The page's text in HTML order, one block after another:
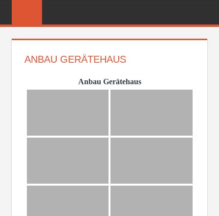
FEUERWEHR
ANBAU GERÄTEHAUS
Anbau Gerätehaus